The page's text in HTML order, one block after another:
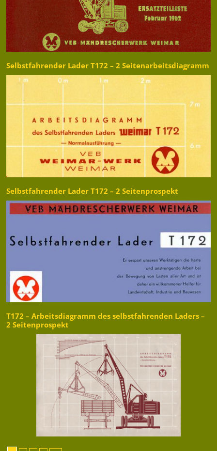
Selbstfahrender Lader T172 – 2 Seitenarbeitsdiagramm
Selbstfahrender Lader T172 – 2 Seitenprospekt
T172 – Arbeitsdiagramm des selbstfahrenden Laders –
2 Seitenprospekt